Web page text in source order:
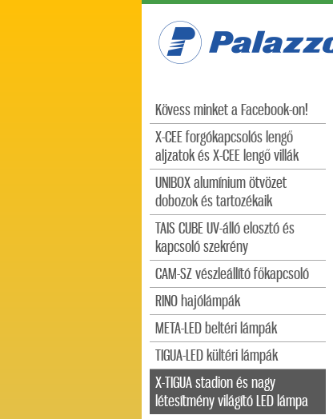
Kövess minket a Facebook-on!
X-CEE forgókapcsolós lengő
aljzatok és X-CEE lengő villák
UNIBOX alumínium ötvözet
dobozok és tartozékaik
TAIS CUBE UV-álló elosztó és
kapcsoló szekrény
CAM-SZ vészleállító főkapcsoló
RINO hajólámpák
META-LED beltéri lámpák
TIGUA-LED kültéri lámpák
X-TIGUA stadion és nagy
létesítmény világító LED lámpa